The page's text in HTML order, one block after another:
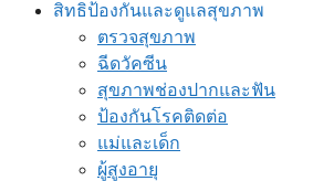
สิทธิป้องกันและดูแลสุขภาพ
ตรวจสุขภาพ
ฉีดวัคซีน
สุขภาพช่องปากและฟัน
ป้องกันโรคติดต่อ
แม่และเด็ก
ผู้สูงอายุ